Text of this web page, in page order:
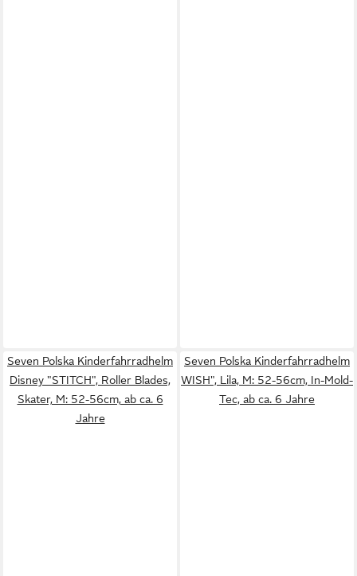
Seven Polska Kinderfahrradhelm
Disney "STITCH", Roller Blades,
Skater, M: 52-56cm, ab ca. 6
Jahre
Seven Polska Kinderfahrradhelm
WISH", Lila, M: 52-56cm, In-Mold-
Tec, ab ca. 6 Jahre